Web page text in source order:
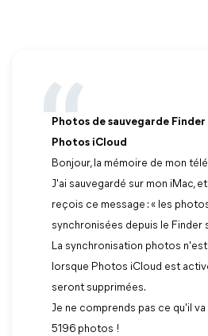
Photos de sauvegarde
Photos iCloud
Bonjour, la mémoire de mon
J'ai sauvegardé sur mon iMac,
reçois ce message : « les
synchronisées depuis le Finder
La synchronisation photos
lorsque Photos iCloud est
seront supprimées.
Je ne comprends pas ce qu'il
5196 photos !